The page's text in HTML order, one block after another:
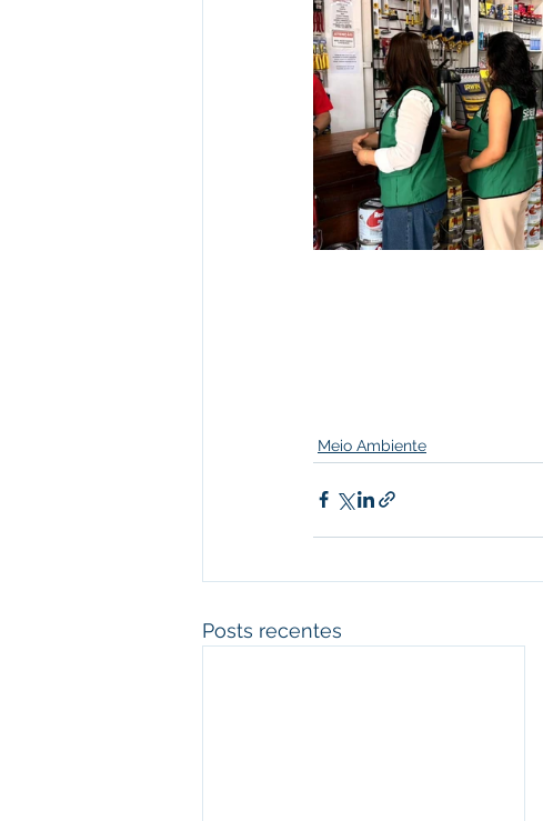
Meio Ambiente
Posts recentes